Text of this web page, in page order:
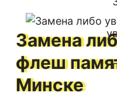
Замена
флеш
Минске